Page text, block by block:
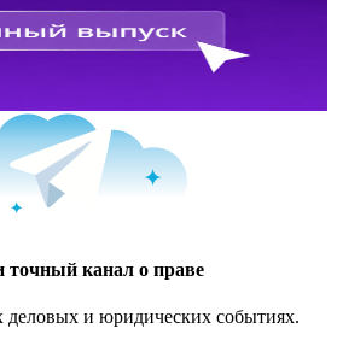
канал о праве
деловых и юридических событиях.